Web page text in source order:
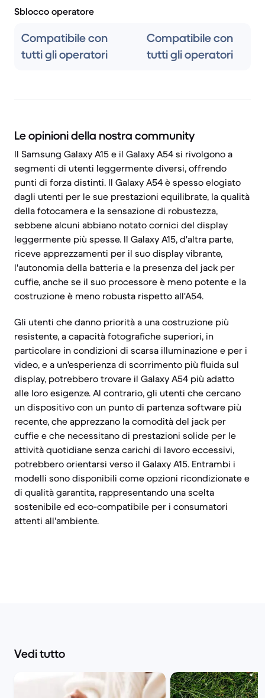
Sblocco operatore
Compatibile con
tutti gli operatori
Compatibile con
tutti gli operatori
Le opinioni della nostra community
Il Samsung Galaxy A15 e il Galaxy A54 si rivolgono a
segmenti di utenti leggermente diversi, offrendo
punti di forza distinti. Il Galaxy A54 è spesso elogiato
dagli utenti per le sue prestazioni equilibrate, la qualità
della fotocamera e la sensazione di robustezza,
sebbene alcuni abbiano notato cornici del display
leggermente più spesse. Il Galaxy A15, d'altra parte,
riceve apprezzamenti per il suo display vibrante,
l'autonomia della batteria e la presenza del jack per
cuffie, anche se il suo processore è meno potente e la
costruzione è meno robusta rispetto all'A54.
Gli utenti che danno priorità a una costruzione più
resistente, a capacità fotografiche superiori, in
particolare in condizioni di scarsa illuminazione e per i
video, e a un'esperienza di scorrimento più fluida sul
display, potrebbero trovare il Galaxy A54 più adatto
alle loro esigenze. Al contrario, gli utenti che cercano
un dispositivo con un punto di partenza software più
recente, che apprezzano la comodità del jack per
cuffie e che necessitano di prestazioni solide per le
attività quotidiane senza carichi di lavoro eccessivi,
potrebbero orientarsi verso il Galaxy A15. Entrambi i
modelli sono disponibili come opzioni ricondizionate e
di qualità garantita, rappresentando una scelta
sostenibile ed eco-compatibile per i consumatori
attenti all'ambiente.
Vedi tutto